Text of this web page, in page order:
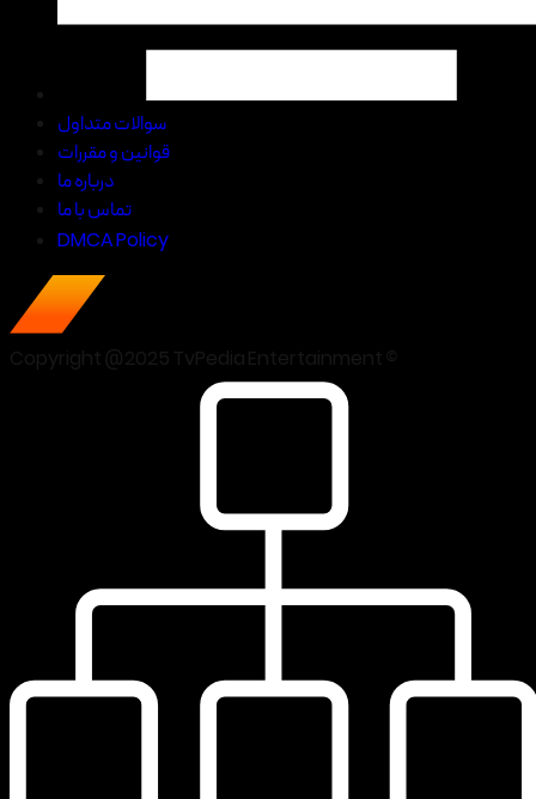
سوالات متداول
قوانین و مقررات
درباره ما
تماس با ما
DMCA Policy